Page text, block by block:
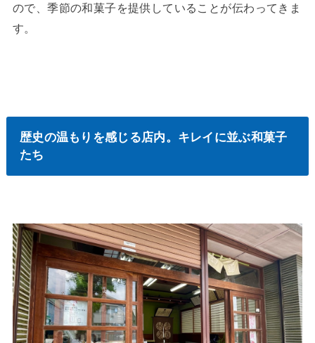
ので、季節の和菓子を提供していることが伝わってきま
す。
歴史の温もりを感じる店内。キレイに並ぶ和菓子
たち